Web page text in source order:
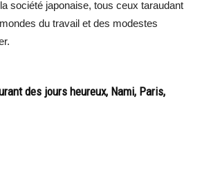
société japonaise, tous ceux taraudant
du travail et des modestes
des jours heureux, Nami, Paris,